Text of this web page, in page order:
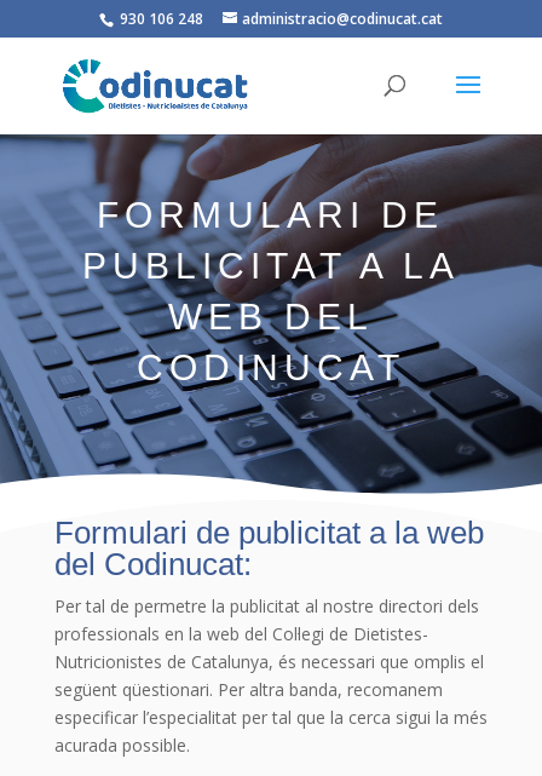
930 106 248 administracio@codinucat.cat
FORMULARI DE
PUBLICITAT A LA
WEB DEL
CODINUCAT
Formulari de publicitat a la web
del Codinucat:
Per tal de permetre la publicitat al nostre directori dels
professionals en la web del Col·legi de Dietistes-
Nutricionistes de Catalunya, és necessari que omplis el
següent qüestionari. Per altra banda, recomanem
especificar l’especialitat per tal que la cerca sigui la més
acurada possible.